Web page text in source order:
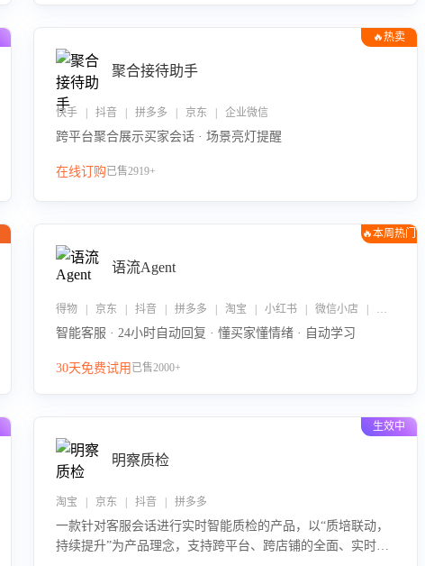
🔥热卖
聚合接待助手
快手 | 抖音 | 拼多多 | 京东 | 企业微信
跨平台聚合展示买家会话 · 场景亮灯提醒
在线订购已售2919+
🔥本周热门
语流Agent
得物 | 京东 | 抖音 | 拼多多 | 淘宝 | 小红书 | 微信小店 | 快手 | 唯品会
智能客服 · 24小时自动回复 · 懂买家懂情绪 · 自动学习
30天免费试用 已售2000+
生效中
明察质检
淘宝 | 京东 | 抖音 | 拼多多
一款针对客服会话进行实时智能质检的产品，以“质培联动，
持续提升”为产品理念，支持跨平台、跨店铺的全面、实时、